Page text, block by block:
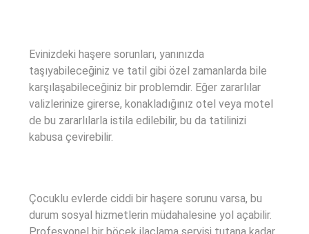
Evinizdeki haşere sorunları, yanınızda
taşıyabileceğiniz ve tatil gibi özel zamanlarda bile
karşılaşabileceğiniz bir problemdir. Eğer zararlılar
valizlerinize girerse, konakladığınız otel veya motel
de bu zararlılarla istila edilebilir, bu da tatilinizi
kabusa çevirebilir.
Çocuklu evlerde ciddi bir haşere sorunu varsa, bu
durum sosyal hizmetlerin müdahalesine yol açabilir.